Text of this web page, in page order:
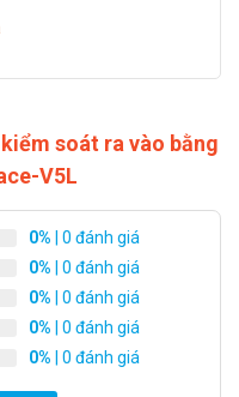
soát ra vào bằng
V5L
0% | 0 đánh giá
0% | 0 đánh giá
0% | 0 đánh giá
0% | 0 đánh giá
0% | 0 đánh giá